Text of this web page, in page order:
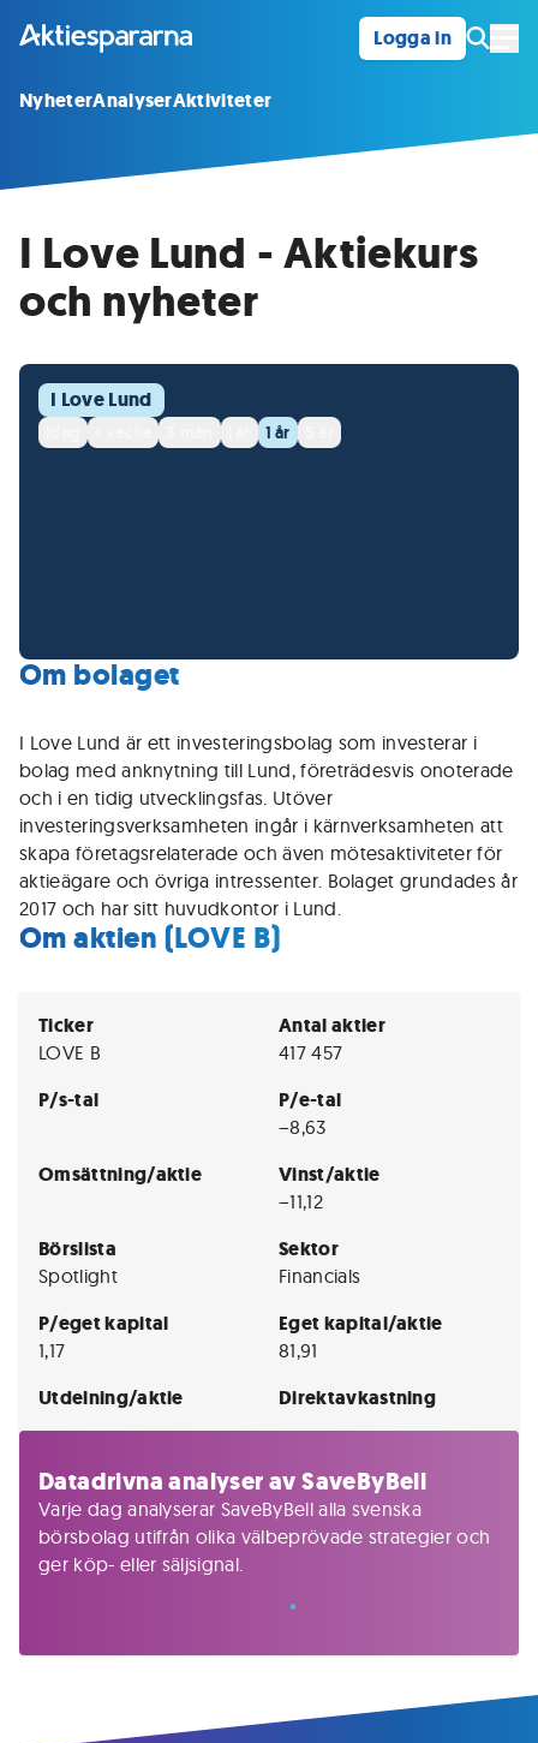
Logga in
NyheterAnalyserAktiviteter
I Love Lund - Aktiekurs
och nyheter
I Love Lund
1 år
Om bolaget
I Love Lund är ett investeringsbolag som investerar i
bolag med anknytning till Lund, företrädesvis onoterade
och i en tidig utvecklingsfas. Utöver
investeringsverksamheten ingår i kärnverksamheten att
skapa företagsrelaterade och även mötesaktiviteter för
aktieägare och övriga intressenter. Bolaget grundades år
2017 och har sitt huvudkontor i Lund.
Om aktien (LOVE B)
Ticker
LOVE B
Antal aktier
417 457
P/s-tal P/e-tal
−8,63
Omsättning/aktie Vinst/aktie
−11,12
Börslista
Spotlight
Sektor
Financials
P/eget kapital
1,17
Eget kapital/aktie
81,91
Utdelning/aktie Direktavkastning
Datadrivna analyser av SaveByBell
Varje dag analyserar SaveByBell alla svenska
börsbolag utifrån olika välbeprövade strategier och
ger köp- eller säljsignal.